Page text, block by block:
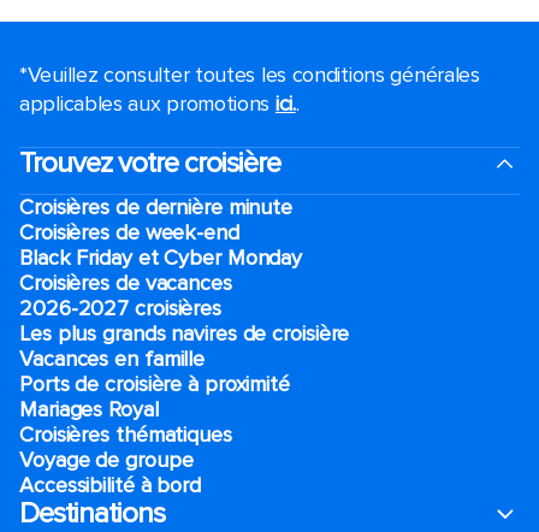
*Veuillez consulter toutes les conditions générales
applicables aux promotions ici..
Trouvez votre croisière
Croisières de dernière minute
Croisières de week-end
Black Friday et Cyber Monday
Croisières de vacances
2026-2027 croisières
Les plus grands navires de croisière
Vacances en famille
Ports de croisière à proximité
Mariages Royal
Croisières thématiques
Voyage de groupe​
Accessibilité à bord​
Destinations